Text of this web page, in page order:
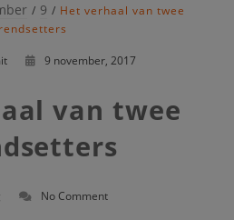
9
Het verhaal van twee
9 november, 2017
van twee
No Comment